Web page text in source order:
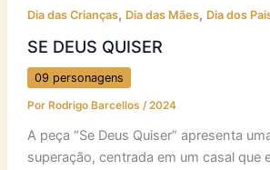
Dia das Crianças, Dia das Mães, Dia dos
SE DEUS QUISER
09 personagens
Por Rodrigo Barcellos /2024
A peça “Se Deus Quiser” apresenta
superação, centrada em um casal que